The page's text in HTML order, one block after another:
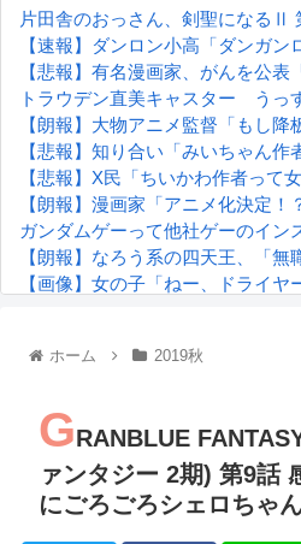
片田舎のおっさん、剣聖になるⅡ
【速報】ダンロン小高「ダンガ
【悲報】有名漫画家、がんを公
トラウデン直美キャスター うっ
【朗報】大物アニメ監督「もし
【悲報】知り合い「みいちゃん
【悲報】X民「ちいかわ作者っ
【朗報】漫画家「アニメ化決定
ガンダムゲーって他社ゲーのイン
【朗報】なろう系の四天王、「
【画像】女の子「ねー、ドライヤ
『進撃の巨人』で一番面白いとこ
るろうに剣心 -明治剣客浪漫譚- 京
同盟、帝国、フェザーン。生まれ
ホーム 2019秋
GRANBLUE
ァンタジー 2期) 第9話
にごろごろシェロちゃん